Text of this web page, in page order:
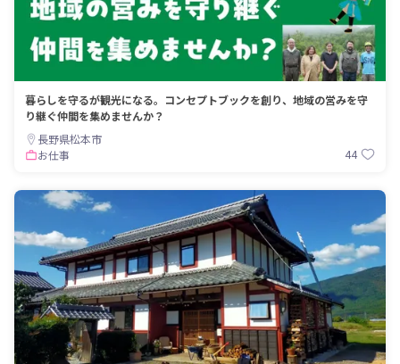
暮らしを守るが観光になる。コンセプトブックを創り、地域の営みを守
り継ぐ仲間を集めませんか？
長野県松本市
お仕事
44